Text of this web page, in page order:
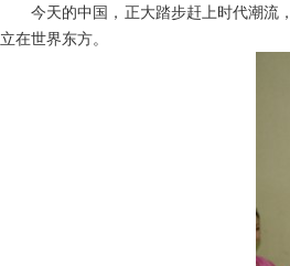
今天的中国，正大踏步赶上时代潮流，
立在世界东方。